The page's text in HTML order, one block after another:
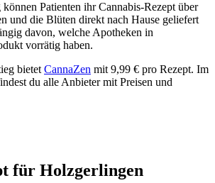
Patienten ihr Cannabis-Rezept über
und die Blüten direkt nach Hause geliefert
davon, welche Apotheken in
vorrätig haben.
bietet CannaZen mit 9,99 € pro Rezept. Im
du alle Anbieter mit Preisen und
für Holzgerlingen